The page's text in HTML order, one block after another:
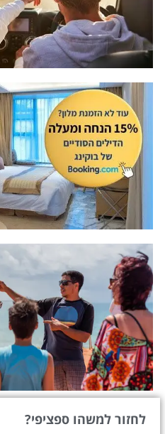
לחזור למשהו ספציפי?